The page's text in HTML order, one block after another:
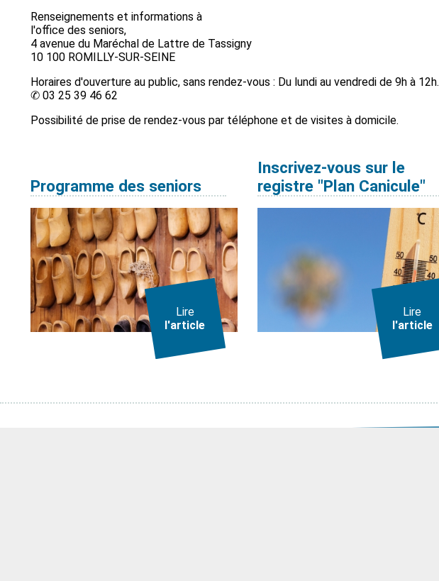
Renseignements et informations à
l'office des seniors,
4 avenue du Maréchal de Lattre de Tassigny
10 100 ROMILLY-SUR-SEINE
Horaires d'ouverture au public, sans rendez-vous : Du lundi au vendredi de 9h à 12h.
✆ 03 25 39 46 62
Possibilité de prise de rendez-vous par téléphone et de visites à domicile.
Programme des seniors
Lire
l'article
Inscrivez-vous sur le
registre "Plan Canicule"
Lire
l'article